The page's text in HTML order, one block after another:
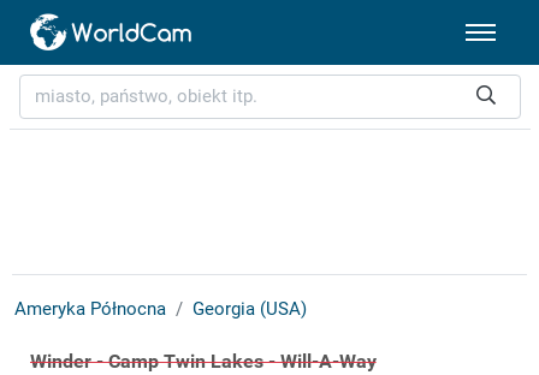
Ameryka Północna Georgia (USA)
Winder - Camp Twin Lakes - Will-A-Way